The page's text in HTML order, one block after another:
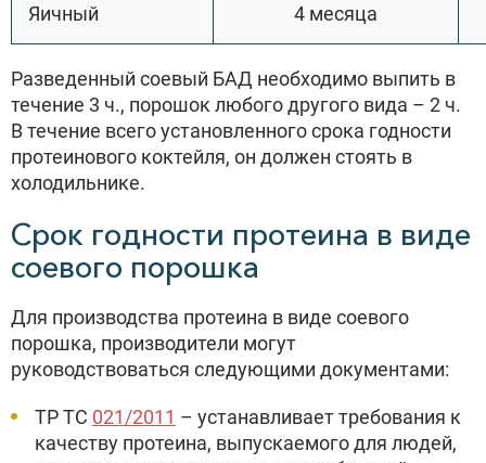
Яичный 4 месяца
Разведенный соевый БАД необходимо выпить в
течение 3 ч., порошок любого другого вида – 2 ч.
В течение всего установленного срока годности
протеинового коктейля, он должен стоять в
холодильнике.
Срок годности протеина в виде
соевого порошка
Для производства протеина в виде соевого
порошка, производители могут
руководствоваться следующими документами:
ТР ТС 021/2011 – устанавливает требования к
качеству протеина, выпускаемого для людей,